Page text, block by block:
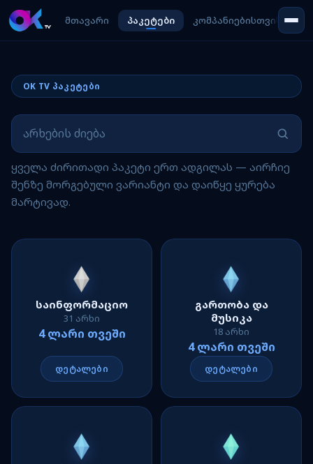
მთავარი პაკეტები კომპანიებისთვის
OK TV პაკეტები
ყველა ძირითადი პაკეტი ერთ ადგილას — აირჩიე
შენზე მორგებული ვარიანტი და დაიწყე ყურება
მარტივად.
საინფორმაციო
31 არხი
4 ლარი თვეში
დეტალები
გართობა და
მუსიკა
18 არხი
4 ლარი თვეში
დეტალები